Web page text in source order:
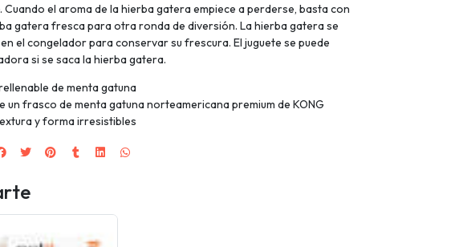
Cuando el aroma de la hierba gatera empiece a perderse, basta con
gatera fresca para otra ronda de diversión. La hierba gatera se
el congelador para conservar su frescura. El juguete se puede
si se saca la hierba gatera.
de menta gatuna
un frasco de menta gatuna norteamericana premium de KONG
y forma irresistibles